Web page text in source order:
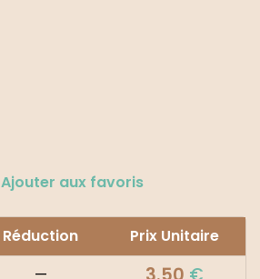
Ajouter aux favoris
Réduction
Prix Unitaire